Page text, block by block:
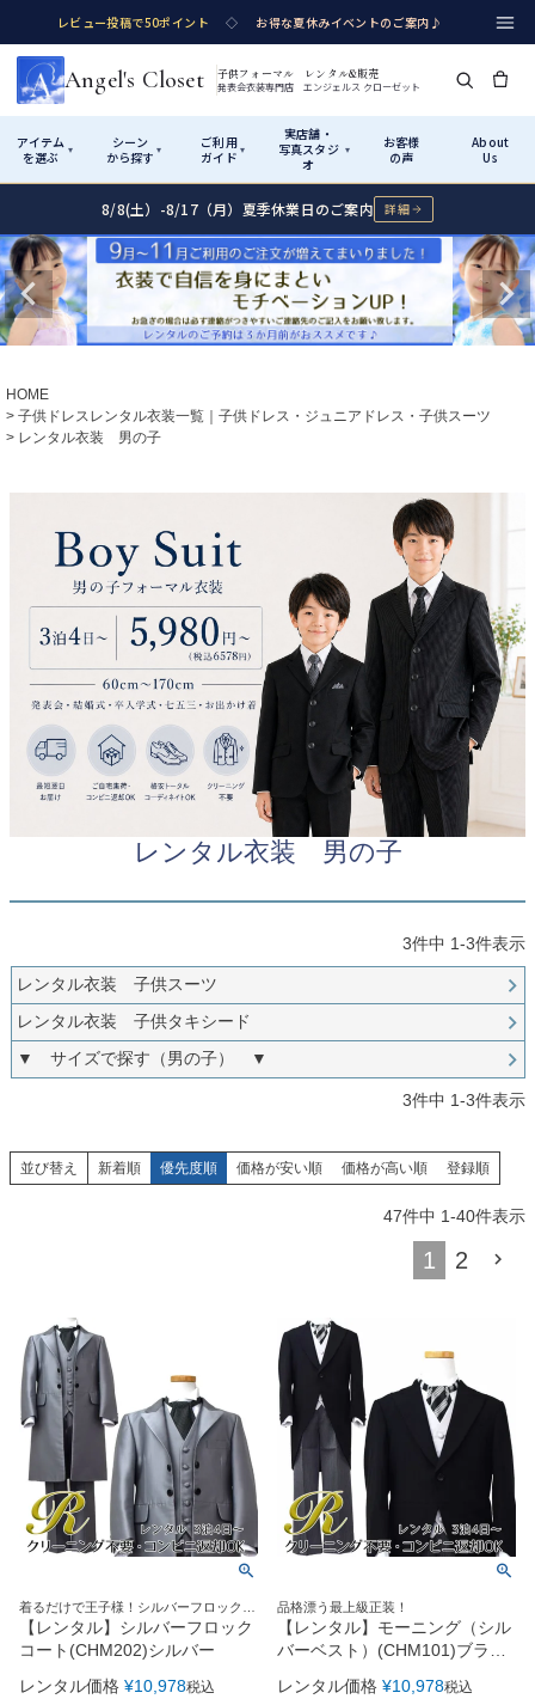
レビュー投稿で50ポイント ◇ お得な夏休みイベントのご案内♪
Angel's Closet 子供フォーマル レンタル&販売
発表会衣装専門店 エンジェルス クローゼット
アイテム
を選ぶ
▾
シーン
から探す ▾
ご利用
ガイド ▾
実店舗・
写真スタジ
オ
▾
お客様
の声
About
Us
Shop by Category アイテムから探す
カテゴリ詳細→ サイズで選ぶ→
Rentalレンタル
女の子ドレス 男の子スーツ
七五三着物
小物・アクセ パニエ
アウター レディース
Sale販売
コスチューム アウター
アクセサリー
ジュエリー 音楽雑貨
Shop by Occasion シーンから探す
性別・サイズで絞り込む→
Season Best
Recital & Concours
発表会・コンクール
舞台で輝くステージ衣装
Wedding
結婚式
フラワーガール・リングボーイ・ゲ
スト
卒業式・入学式 七五三
3歳・5歳・7歳の晴れの日
How It Works ご利用ガイド
Startはじめに
01
02 サイズの選び方
創業2003年からの想い
Rentalレンタル
04 レンタルのご案内
予約・配送・返却・料金
05 レンタルの流れ
4ステップで簡単
06 あんしんパック
品質・返品・お手入れ
08 送料・お支払い
送料・決済方法
お問い合わせ
Visit Us 実店舗・写真スタジオ
実店舗 つくば店
Tsukuba Boutique
〒 茨城県土浦市大町14-16-1F
営業 10:00–18:00（完全予約制）
定休 月曜日
店舗を予約する →
Angel's Photo Studio
対応 七五三・発表会・記念撮影
予約 Web または お電話
特典 ヘアメイク・着付け
スタジオを予約 →
8/8(土）-8/17（月）夏季休業日のご案内 詳細
HOME
子供ドレスレンタル衣装一覧｜子供ドレス・ジュニアドレス・子供スーツ
レンタル衣装 男の子
レンタル衣装 男の子
3件中 1-3件表示
レンタル衣装 子供スーツ
レンタル衣装 子供タキシード
▼ サイズで探す（男の子） ▼
3件中 1-3件表示
並び替え 新着順 優先度順 価格が安い順 価格が高い順 登録順
47件中 1-40件表示
1 2
着るだけで王子様！シルバーフロックコ
ート
【レンタル】シルバーフロック
コート(CHM202)シルバー
レンタル価格 ¥10,978税込
品格漂う最上級正装！
【レンタル】モーニング（シル
バーベスト）(CHM101)ブラッ
レンタル価格 ¥10,978税込